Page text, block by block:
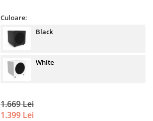
Culoare:
Black
White
1.669 Lei
1.399 Lei